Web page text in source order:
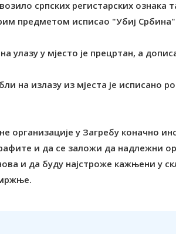
српских регистарских ознака
предметом исписао "Убиј
улазу у мјесто је прецртан, а
на излазу из мјеста је исписано
организације у Загребу коначно
и да се заложи да надлежни
и да буду најстроже кажњени у
мржње.